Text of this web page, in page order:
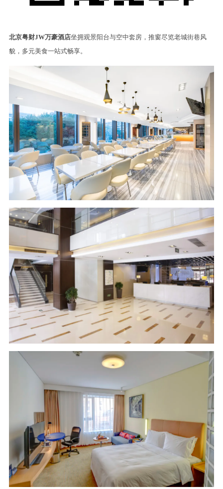
北京粤财JW万豪酒店坐拥观景阳台与空中套房，推窗尽览老城街巷风
貌，多元美食一站式畅享。